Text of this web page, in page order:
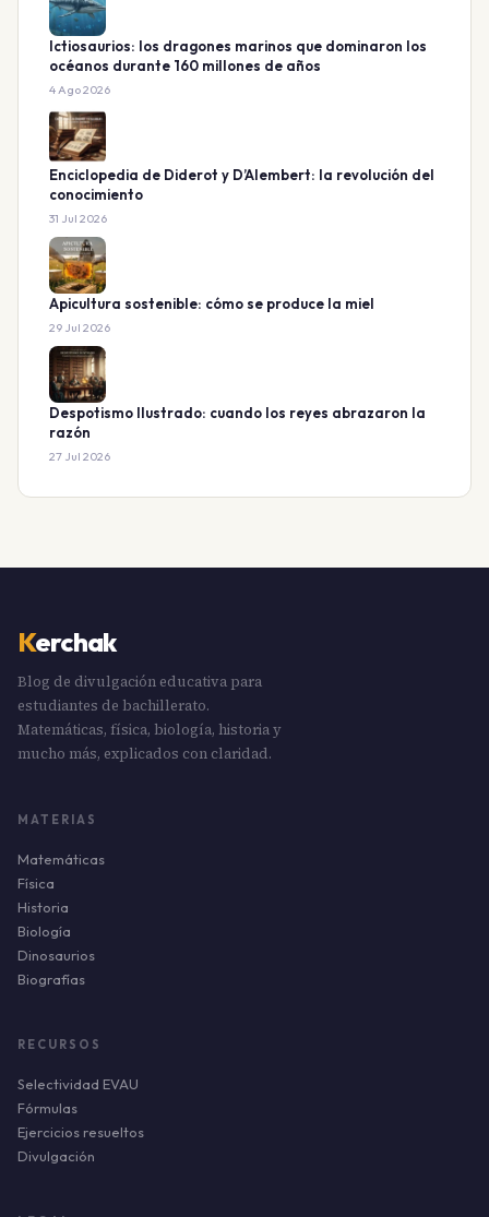
Ictiosaurios: los dragones marinos que dominaron los
océanos durante 160 millones de años
4 Ago 2026
Enciclopedia de Diderot y D’Alembert: la revolución del
conocimiento
31 Jul 2026
Apicultura sostenible: cómo se produce la miel
29 Jul 2026
Despotismo Ilustrado: cuando los reyes abrazaron la
razón
27 Jul 2026
Kerchak
Blog de divulgación educativa para
estudiantes de bachillerato.
Matemáticas, física, biología, historia y
mucho más, explicados con claridad.
MATERIAS
Matemáticas
Física
Historia
Biología
Dinosaurios
Biografías
RECURSOS
Selectividad EVAU
Fórmulas
Ejercicios resueltos
Divulgación